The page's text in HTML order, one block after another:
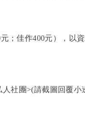
；佳作400元），以資
社團>(請截圖回覆小